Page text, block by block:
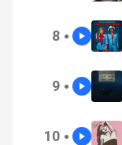
8 ●
9 ●
10 ●